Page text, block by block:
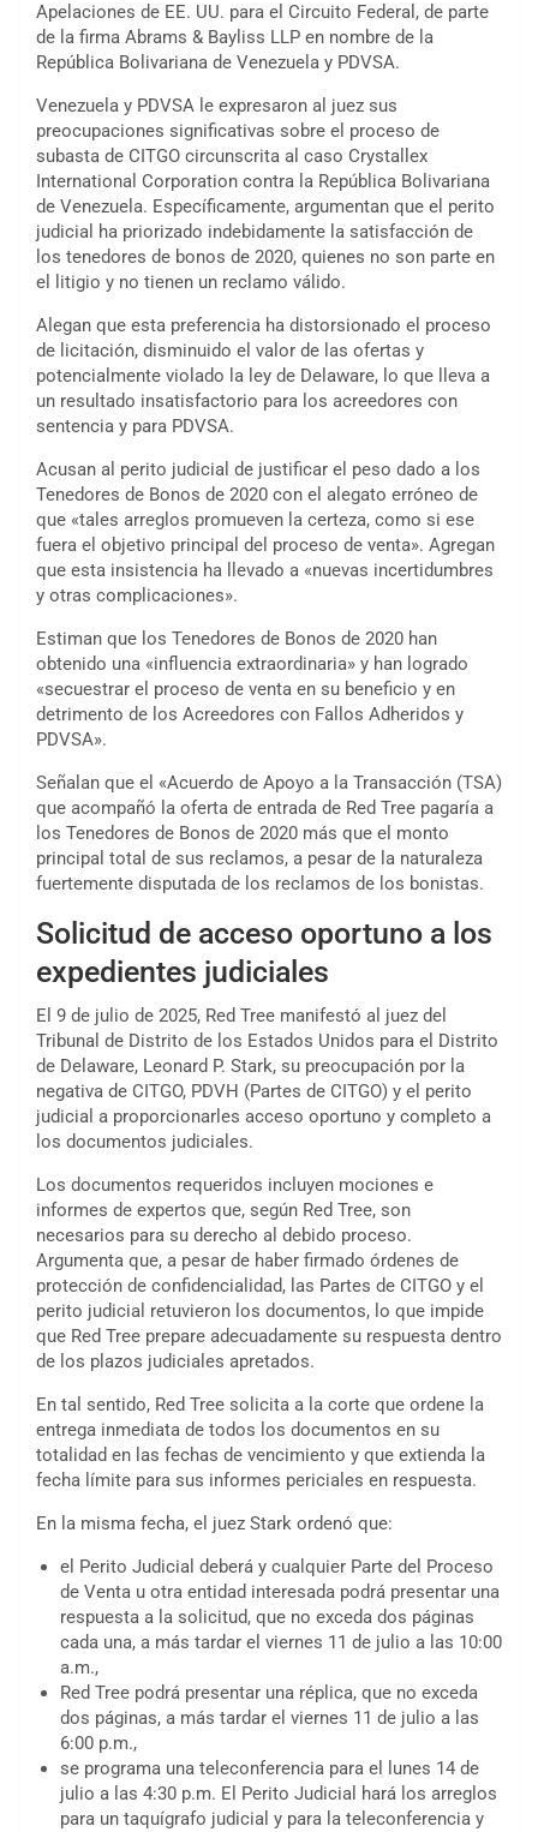
Apelaciones de EE. UU. para el Circuito Federal, de parte
de la firma Abrams & Bayliss LLP en nombre de la
República Bolivariana de Venezuela y PDVSA.
Venezuela y PDVSA le expresaron al juez sus
preocupaciones significativas sobre el proceso de
subasta de CITGO circunscrita al caso Crystallex
International Corporation contra la República Bolivariana
de Venezuela. Específicamente, argumentan que el perito
judicial ha priorizado indebidamente la satisfacción de
los tenedores de bonos de 2020, quienes no son parte en
el litigio y no tienen un reclamo válido.
Alegan que esta preferencia ha distorsionado el proceso
de licitación, disminuido el valor de las ofertas y
potencialmente violado la ley de Delaware, lo que lleva a
un resultado insatisfactorio para los acreedores con
sentencia y para PDVSA.
Acusan al perito judicial de justificar el peso dado a los
Tenedores de Bonos de 2020 con el alegato erróneo de
que «tales arreglos promueven la certeza, como si ese
fuera el objetivo principal del proceso de venta». Agregan
que esta insistencia ha llevado a «nuevas incertidumbres
y otras complicaciones».
Estiman que los Tenedores de Bonos de 2020 han
obtenido una «influencia extraordinaria» y han logrado
«secuestrar el proceso de venta en su beneficio y en
detrimento de los Acreedores con Fallos Adheridos y
PDVSA».
Señalan que el «Acuerdo de Apoyo a la Transacción (TSA)
que acompañó la oferta de entrada de Red Tree pagaría a
los Tenedores de Bonos de 2020 más que el monto
principal total de sus reclamos, a pesar de la naturaleza
fuertemente disputada de los reclamos de los bonistas.
Solicitud de acceso oportuno a los
expedientes judiciales
El 9 de julio de 2025, Red Tree manifestó al juez del
Tribunal de Distrito de los Estados Unidos para el Distrito
de Delaware, Leonard P. Stark, su preocupación por la
negativa de CITGO, PDVH (Partes de CITGO) y el perito
judicial a proporcionarles acceso oportuno y completo a
los documentos judiciales.
Los documentos requeridos incluyen mociones e
informes de expertos que, según Red Tree, son
necesarios para su derecho al debido proceso.
Argumenta que, a pesar de haber firmado órdenes de
protección de confidencialidad, las Partes de CITGO y el
perito judicial retuvieron los documentos, lo que impide
que Red Tree prepare adecuadamente su respuesta dentro
de los plazos judiciales apretados.
En tal sentido, Red Tree solicita a la corte que ordene la
entrega inmediata de todos los documentos en su
totalidad en las fechas de vencimiento y que extienda la
fecha límite para sus informes periciales en respuesta.
En la misma fecha, el juez Stark ordenó que:
el Perito Judicial deberá y cualquier Parte del Proceso
de Venta u otra entidad interesada podrá presentar una
respuesta a la solicitud, que no exceda dos páginas
cada una, a más tardar el viernes 11 de julio a las 10:00
a.m.,
Red Tree podrá presentar una réplica, que no exceda
dos páginas, a más tardar el viernes 11 de julio a las
6:00 p.m.,
se programa una teleconferencia para el lunes 14 de
julio a las 4:30 p.m. El Perito Judicial hará los arreglos
para un taquígrafo judicial y para la teleconferencia y